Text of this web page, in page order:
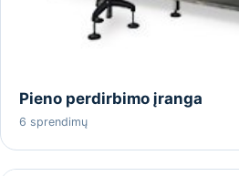
Pieno perdirbimo įranga
6 sprendimų